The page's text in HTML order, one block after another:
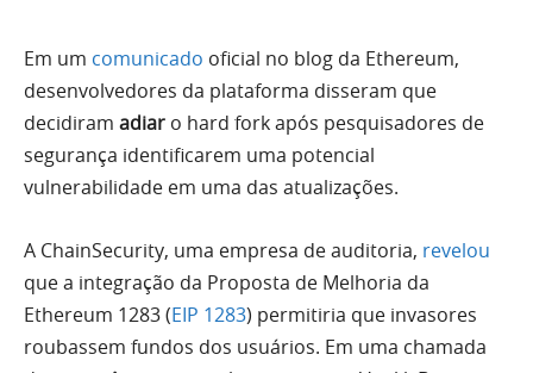
Em um comunicado oficial no blog da Ethereum,
desenvolvedores da plataforma disseram que
decidiram adiar o hard fork após pesquisadores de
segurança identificarem uma potencial
vulnerabilidade em uma das atualizações.
A ChainSecurity, uma empresa de auditoria, revelou
que a integração da Proposta de Melhoria da
Ethereum 1283 (EIP 1283) permitiria que invasores
roubassem fundos dos usuários. Em uma chamada